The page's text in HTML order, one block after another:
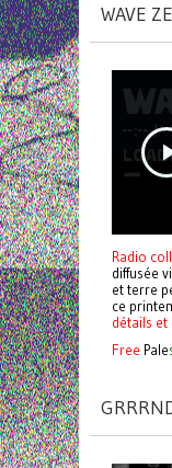
WAVE
Radio
diffusée
et terre
ce
détails
Free Pale